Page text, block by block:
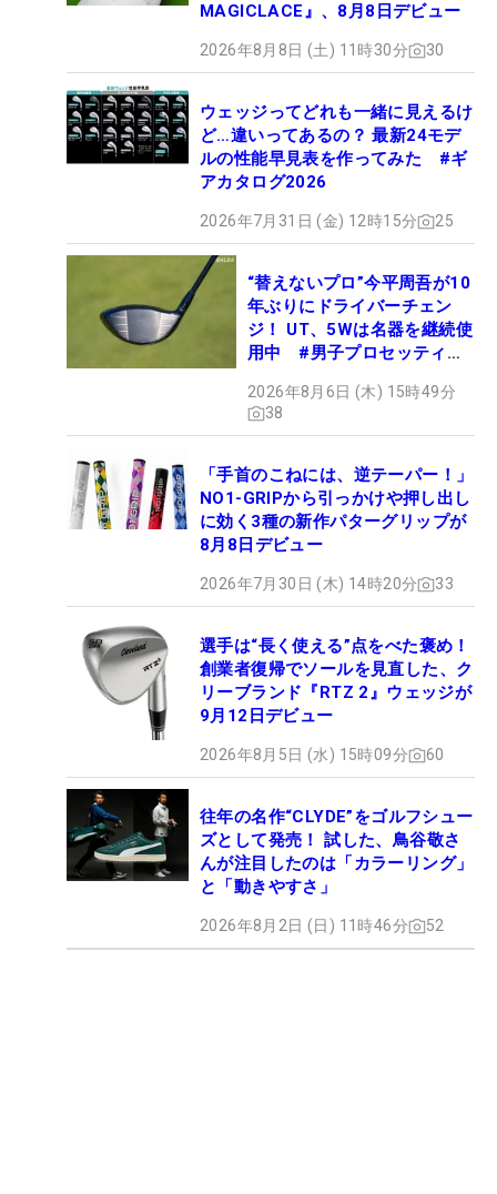
MAGICLACE』、8月8日デビュー
2026年8月8日 (土) 11時30分 30
ウェッジってどれも一緒に見えるけ
ど…違いってあるの？ 最新24モデ
ルの性能早見表を作ってみた #ギ
アカタログ2026
2026年7月31日 (金) 12時15分 25
“替えないプロ”今平周吾が10
年ぶりにドライバーチェン
ジ！ UT、5Wは名器を継続使
用中 #男子プロセッティン
2026年8月6日 (木) 15時49分
38
「手首のこねには、逆テーパー！」
NO1-GRIPから引っかけや押し出し
に効く3種の新作パターグリップが
8月8日デビュー
2026年7月30日 (木) 14時20分 33
選手は“長く使える”点をべた褒め！
創業者復帰でソールを見直した、ク
リーブランド『RTZ 2』ウェッジが
9月12日デビュー
2026年8月5日 (水) 15時09分 60
往年の名作“CLYDE”をゴルフシュー
ズとして発売！ 試した、鳥谷敬さ
んが注目したのは「カラーリング」
と「動きやすさ」
2026年8月2日 (日) 11時46分 52